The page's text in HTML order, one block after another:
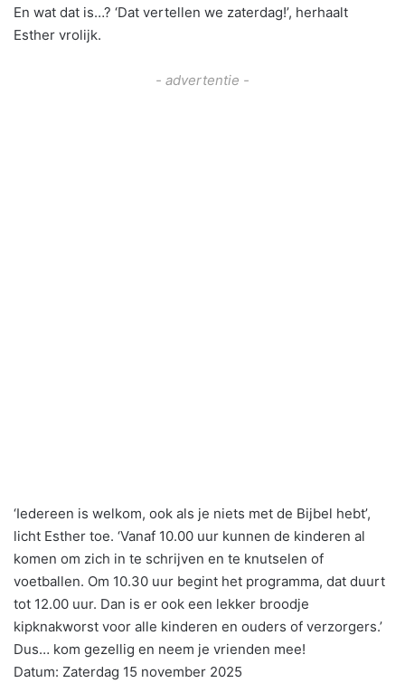
En wat dat is…? ‘Dat vertellen we zaterdag!’, herhaalt
Esther vrolijk.
- advertentie -
‘Iedereen is welkom, ook als je niets met de Bijbel hebt’,
licht Esther toe. ‘Vanaf 10.00 uur kunnen de kinderen al
komen om zich in te schrijven en te knutselen of
voetballen. Om 10.30 uur begint het programma, dat duurt
tot 12.00 uur. Dan is er ook een lekker broodje
kipknakworst voor alle kinderen en ouders of verzorgers.’
Dus… kom gezellig en neem je vrienden mee!
Datum: Zaterdag 15 november 2025